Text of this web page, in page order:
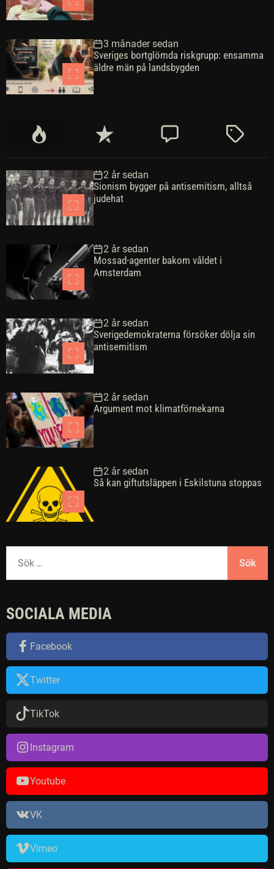
3 månader sedan
Sveriges bortglömda riskgrupp: ensamma
äldre män på landsbygden
P
u
l
ä
r
S
e
a
s
e
r
M
t
2 år sedan
Sionism bygger på antisemitism, alltså
judehat
2 år sedan
Mossad-agenter bakom våldet i
Amsterdam
2 år sedan
Sverigedemokraterna försöker dölja sin
antisemitism
2 år sedan
Argument mot klimatförnekarna
2 år sedan
Så kan giftutsläppen i Eskilstuna stoppas
k
f
t
r
SOCIALA MEDIA
Facebook
Twitter
TikTok
Instagram
Youtube
VK
Vimeo